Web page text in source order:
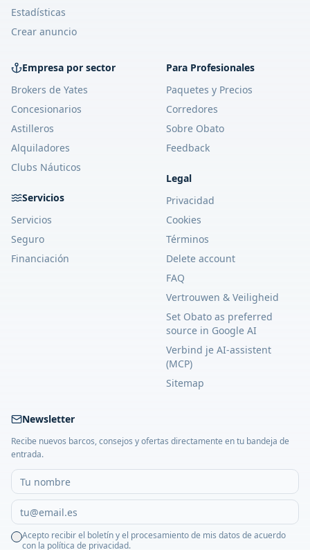
Estadísticas
Crear anuncio
Empresa por sector
Brokers de Yates
Concesionarios
Astilleros
Alquiladores
Clubs Náuticos
Servicios
Servicios
Seguro
Financiación
Para Profesionales
Paquetes y Precios
Corredores
Sobre Obato
Feedback
Legal
Privacidad
Cookies
Términos
Delete account
FAQ
Vertrouwen & Veiligheid
Set Obato as preferred
source in Google AI
Verbind je AI-assistent
(MCP)
Sitemap
Newsletter
Recibe nuevos barcos, consejos y ofertas directamente en tu bandeja de
entrada.
Acepto recibir el boletín y el procesamiento de mis datos de acuerdo
con la política de privacidad.